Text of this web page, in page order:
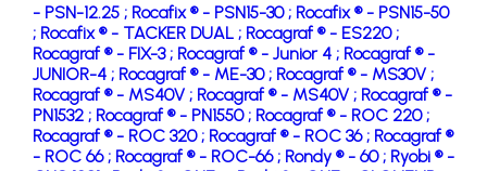
- PSN-12.25 ; Rocafix ® - PSN15-30 ; Rocafix ® - PSN15-50
; Rocafix ® - TACKER DUAL ; Rocagraf ® - ES220 ;
Rocagraf ® - FIX-3 ; Rocagraf ® - Junior 4 ; Rocagraf ® -
JUNIOR-4 ; Rocagraf ® - ME-30 ; Rocagraf ® - MS30V ;
Rocagraf ® - MS40V ; Rocagraf ® - MS40V ; Rocagraf ® -
PN1532 ; Rocagraf ® - PN1550 ; Rocagraf ® - ROC 220 ;
Rocagraf ® - ROC 320 ; Rocagraf ® - ROC 36 ; Rocagraf ®
- ROC 66 ; Rocagraf ® - ROC-66 ; Rondy ® - 60 ; Ryobi ® -